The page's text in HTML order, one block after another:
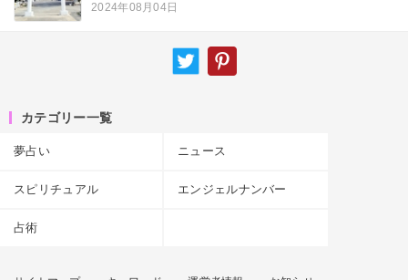
2024年08月04日
カテゴリー一覧
夢占い ニュース
スピリチュアル エンジェルナンバー
占術